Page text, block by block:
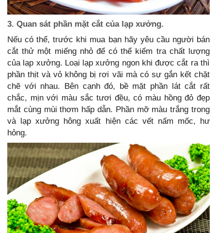
3. Quan sát phần mặt cắt của lạp xưởng.
Nếu có thể, trước khi mua bạn hãy yêu cầu người bán
cắt thử một miếng nhỏ để có thể kiểm tra chất lượng
của lạp xưởng. Loại lạp xưởng ngon khi được cắt ra thì
phần thịt và vỏ không bị rơi vãi mà có sự gắn kết chặt
chẽ với nhau. Bên cạnh đó, bề mặt phần lát cắt rất
chắc, mịn với màu sắc tươi đều, có màu hồng đỏ đẹp
mắt cùng mùi thơm hấp dẫn. Phần mỡ màu trắng trong
và lạp xưởng hông xuất hiện các vết nấm mốc, hư
hỏng.